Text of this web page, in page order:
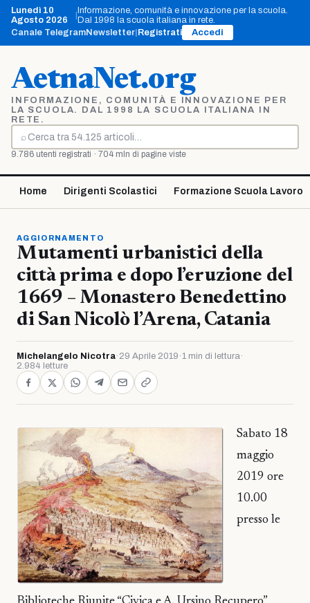
Vai
contenuto
Lunedì 10
Agosto 2026
Informazione, comunità e innovazione per la scuola.
Dal 1998 la scuola italiana in rete.
Canale TelegramNewsletter Registrati Accedi
AetnaNet.org
INFORMAZIONE, COMUNITÀ E INNOVAZIONE PER
LA SCUOLA. DAL 1998 LA SCUOLA ITALIANA IN
RETE.
⌕
Cerca
9.786 utenti registrati · 704 mln di pagine viste
Home Dirigenti Scolastici Formazione Scuola Lavoro
AGGIORNAMENTO
Mutamenti urbanistici della
città prima e dopo l’eruzione del
1669 – Monastero Benedettino
di San Nicolò l’Arena, Catania
Michelangelo Nicotra· 29 Aprile 2019 ·1 min di lettura·
2.984 letture
Sabato 18
maggio
2019 ore
10.00
presso le